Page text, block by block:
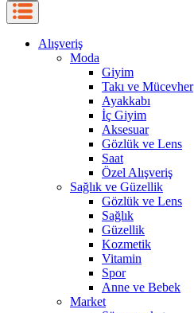
Alışveriş
Moda
Giyim
Takı ve Mücevher
Ayakkabı
İç Giyim
Aksesuar
Gözlük ve Lens
Saat
Özel Alışveriş
Sağlık ve Güzellik
Gözlük ve Lens
Sağlık
Güzellik
Kozmetik
Vitamin
Spor
Anne ve Bebek
Market